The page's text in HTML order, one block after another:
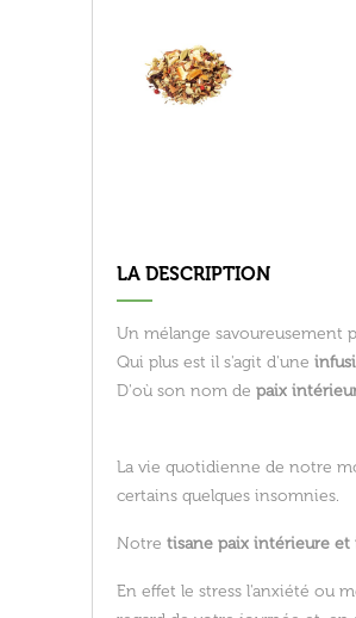
LA DESCRIPTION
Un mélange savoureusement
Qui plus est il s'agit d'une
D'où son nom de paix
La vie quotidienne de notre
certains quelques insomnies.
Notre tisane paix intérieure et
En effet le stress l'anxiété ou